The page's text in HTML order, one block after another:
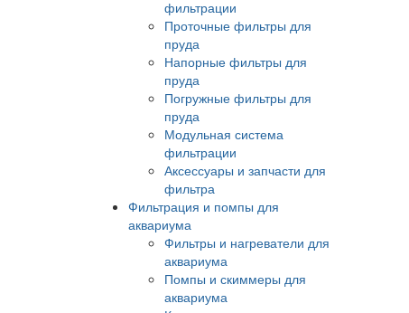
фильтрации
Проточные фильтры для
пруда
Напорные фильтры для
пруда
Погружные фильтры для
пруда
Модульная система
фильтрации
Аксессуары и запчасти для
фильтра
Фильтрация и помпы для
аквариума
Фильтры и нагреватели для
аквариума
Помпы и скиммеры для
аквариума